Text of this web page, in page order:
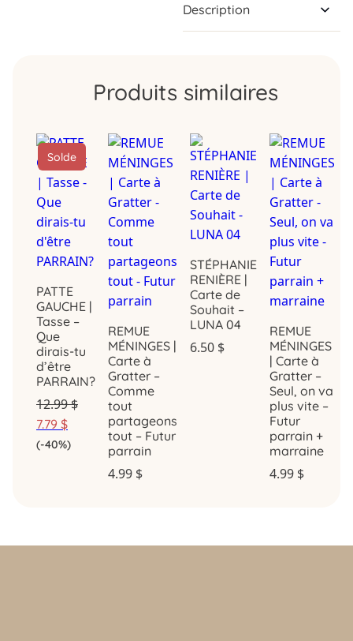
Description
Produits similaires
Solde
PATTE
GAUCHE |
Tasse –
Que
dirais-tu
d’être
PARRAIN?
12.99$
7.79 $
(-40%)
REMUE
MÉNINGES |
Carte à
Gratter –
Comme
tout
partageons
tout – Futur
parrain
4.99 $
STÉPHANIE
RENIÈRE |
Carte de
Souhait –
LUNA 04
6.50 $
REMUE
MÉNINGES
| Carte à
Gratter –
Seul, on va
plus vite –
Futur
parrain +
marraine
4.99 $